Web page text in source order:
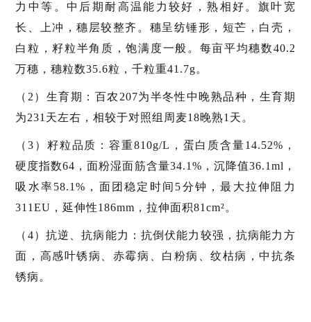
力中等。中后期耐高温能力较好，熟相好。旗叶宽
长、上冲，穗层较整齐。穗呈纺锤形，短芒，白壳，
白粒，籽粒半角质，饱满度一般。每亩平均穗数40.2
万穗，穗粒数35.6粒，千粒重41.7g。
（2）生育期：百农207为半冬性中晚熟品种，生育期
为231天左右，相较于对照组周麦18晚熟1天。
（3）籽粒品质：容重810g/L，蛋白质含量14.52%，
硬度指数64，面粉湿面筋含量34.1%，沉降值36.1ml，
吸水率58.1%，面团稳定时间5分钟，最大拉伸阻力
311EU，延伸性186mm，拉伸面积81cm²。
（4）抗逆、抗病能力：抗倒伏能力较强，抗病能力方
面，高感叶锈病、赤霉病、白粉病、纹枯病，中抗条
锈病。